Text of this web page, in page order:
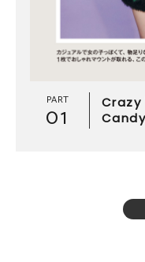
PART
01
Crazy